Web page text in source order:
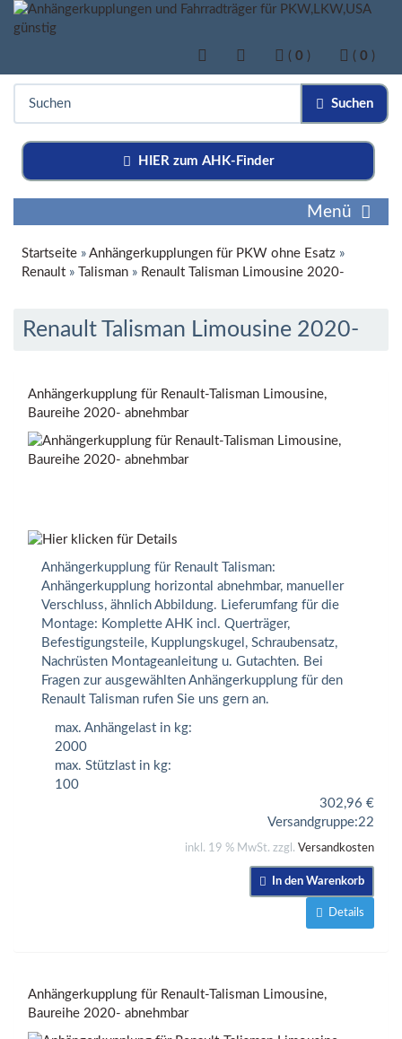
( 0 ) ( 0 )
Suchen
HIER zum AHK-Finder
Menü
Startseite » Anhängerkupplungen für PKW ohne Esatz »
Renault » Talisman » Renault Talisman Limousine 2020-
Renault Talisman Limousine 2020-
Anhängerkupplung für Renault-Talisman Limousine,
Baureihe 2020- abnehmbar
Anhängerkupplung für Renault Talisman:
Anhängerkupplung horizontal abnehmbar, manueller
Verschluss, ähnlich Abbildung. Lieferumfang für die
Montage: Komplette AHK incl. Querträger,
Befestigungsteile, Kupplungskugel, Schraubensatz,
Nachrüsten Montageanleitung u. Gutachten. Bei
Fragen zur ausgewählten Anhängerkupplung für den
Renault Talisman rufen Sie uns gern an.
max. Anhängelast in kg:
2000
max. Stützlast in kg:
100
302,96 €
Versandgruppe:22
inkl. 19 % MwSt. zzgl. Versandkosten
In den Warenkorb
Details
Anhängerkupplung für Renault-Talisman Limousine,
Baureihe 2020- abnehmbar